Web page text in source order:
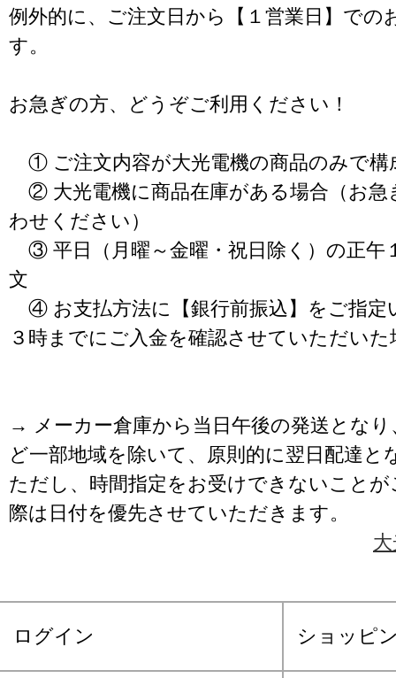
例外的に、ご注文日から【１営業日】での
す。
お急ぎの方、どうぞご利用ください！
① ご注文内容が大光電機の商品のみで構
② 大光電機に商品在庫がある場合（お急
わせください）
③ 平日（月曜～金曜・祝日除く）の正午
文
④ お支払方法に【銀行前振込】をご指定
３時までにご入金を確認させていただいた
→ メーカー倉庫から当日午後の発送となり
ど一部地域を除いて、原則的に翌日配達と
ただし、時間指定をお受けできないこと
際は日付を優先させていただきます。
ログイン ショッピ